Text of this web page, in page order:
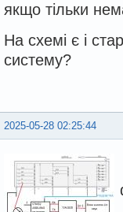
якщо тільки
На схемі є і
систему?
2025-05-28 02:25:44